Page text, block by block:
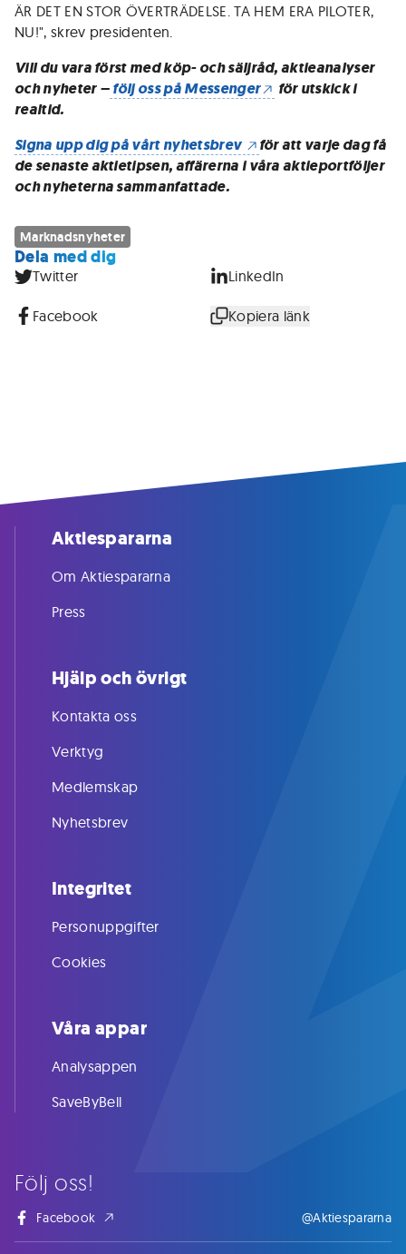
ÄR DET EN STOR ÖVERTRÄDELSE. TA HEM ERA PILOTER,
NU!", skrev presidenten.
Vill du vara först med köp- och säljråd, aktieanalyser
och nyheter –följ oss på Messenger
för utskick i
realtid.
Signa upp dig på vårt nyhetsbrev
för att varje dag få
de senaste aktietipsen, affärerna i våra aktieportföljer
och nyheterna sammanfattade.
Marknadsnyheter
Dela med dig
Twitter LinkedIn
Facebook Kopiera länk
Följ oss!
Facebook @Aktiespararna
Aktiespararna
Om Aktiespararna
Press
Hjälp och övrigt
Kontakta oss
Verktyg
Medlemskap
Nyhetsbrev
Integritet
Personuppgifter
Cookies
Våra appar
Analysappen
SaveByBell